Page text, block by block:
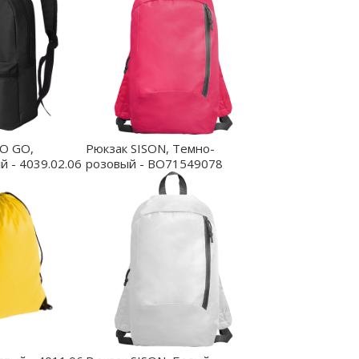
GO,
- 4039.02.06
Рюкзак SISON, Темно-
розовый - BO71549078